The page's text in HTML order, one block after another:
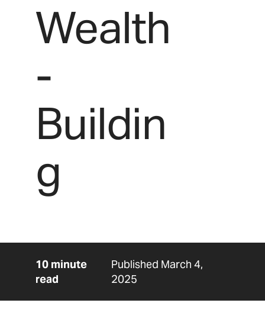
Wealth
-
Buildin
g
10 minute
read
Published March 4,
2025